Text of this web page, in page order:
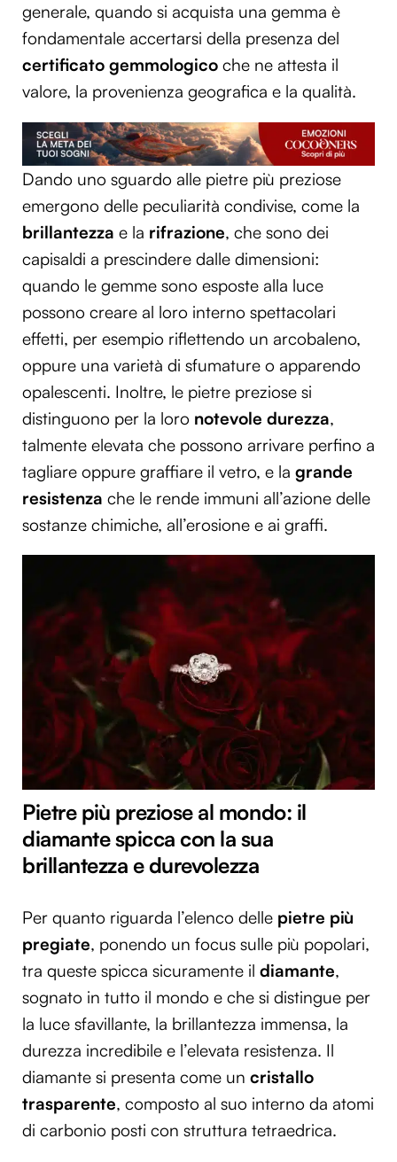
generale, quando si acquista una gemma è
fondamentale accertarsi della presenza del
certificato gemmologico che ne attesta il
valore, la provenienza geografica e la qualità.
Dando uno sguardo alle pietre più preziose
emergono delle peculiarità condivise, come la
brillantezza e la rifrazione, che sono dei
capisaldi a prescindere dalle dimensioni:
quando le gemme sono esposte alla luce
possono creare al loro interno spettacolari
effetti, per esempio riflettendo un arcobaleno,
oppure una varietà di sfumature o apparendo
opalescenti. Inoltre, le pietre preziose si
distinguono per la loro notevole durezza,
talmente elevata che possono arrivare perfino a
tagliare oppure graffiare il vetro, e la grande
resistenza che le rende immuni all’azione delle
sostanze chimiche, all’erosione e ai graffi.
Pietre più preziose al mondo: il
diamante spicca con la sua
brillantezza e durevolezza
Per quanto riguarda l’elenco delle pietre più
pregiate, ponendo un focus sulle più popolari,
tra queste spicca sicuramente il diamante,
sognato in tutto il mondo e che si distingue per
la luce sfavillante, la brillantezza immensa, la
durezza incredibile e l’elevata resistenza. Il
diamante si presenta come un cristallo
trasparente, composto al suo interno da atomi
di carbonio posti con struttura tetraedrica.